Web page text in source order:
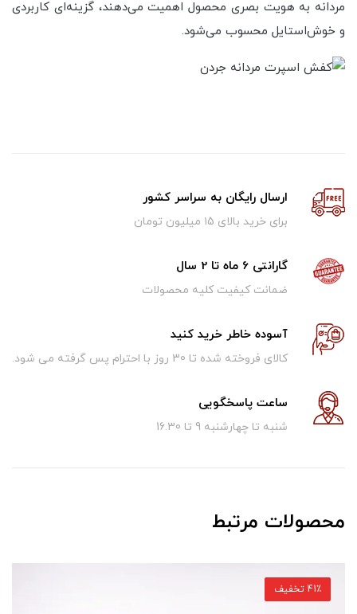
مردانه به هویت بصری محصول اهمیت می‌دهند، گزینه‌ای کاربردی
و خوش‌استایل محسوب می‌شود.
ارسال رایگان به سراسر کشور
برای خرید بالای ۱5 میلیون تومان
گارانتی 6 ماه تا 2 سال
ضمانت کیفیت کلیه محصولات
آسوده خاطر خرید کنید
کالای فروخته شده تا 30 روز با احترام پس گرفته می شود.
ساعت پاسخگویی
شنبه تا چهارشنبه 9 تا 16.30
محصولات مرتبط
41٪ تخفیف